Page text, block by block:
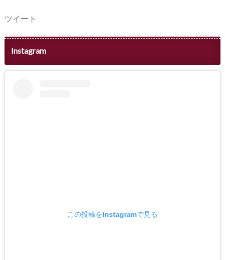
ツイート
Instagram
この投稿をInstagramで見る